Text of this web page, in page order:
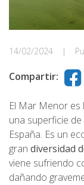
14/02/2024 |
Compartir:
El Mar Menor es
una superficie de
España. Es un
gran diversidad
viene sufriendo
dañando